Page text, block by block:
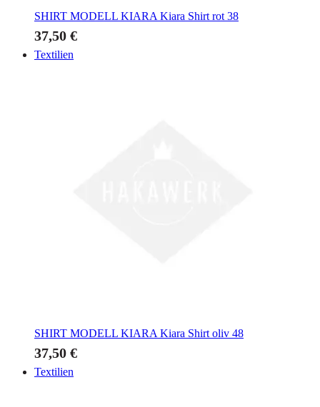
SHIRT MODELL KIARA Kiara Shirt rot 38
37,50 €
Textilien
SHIRT MODELL KIARA Kiara Shirt oliv 48
37,50 €
Textilien